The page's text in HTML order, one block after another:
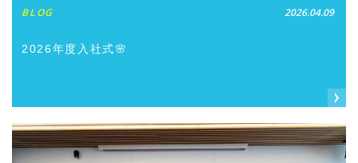
BLOG 2026.04.09
2026年度入社式🌸